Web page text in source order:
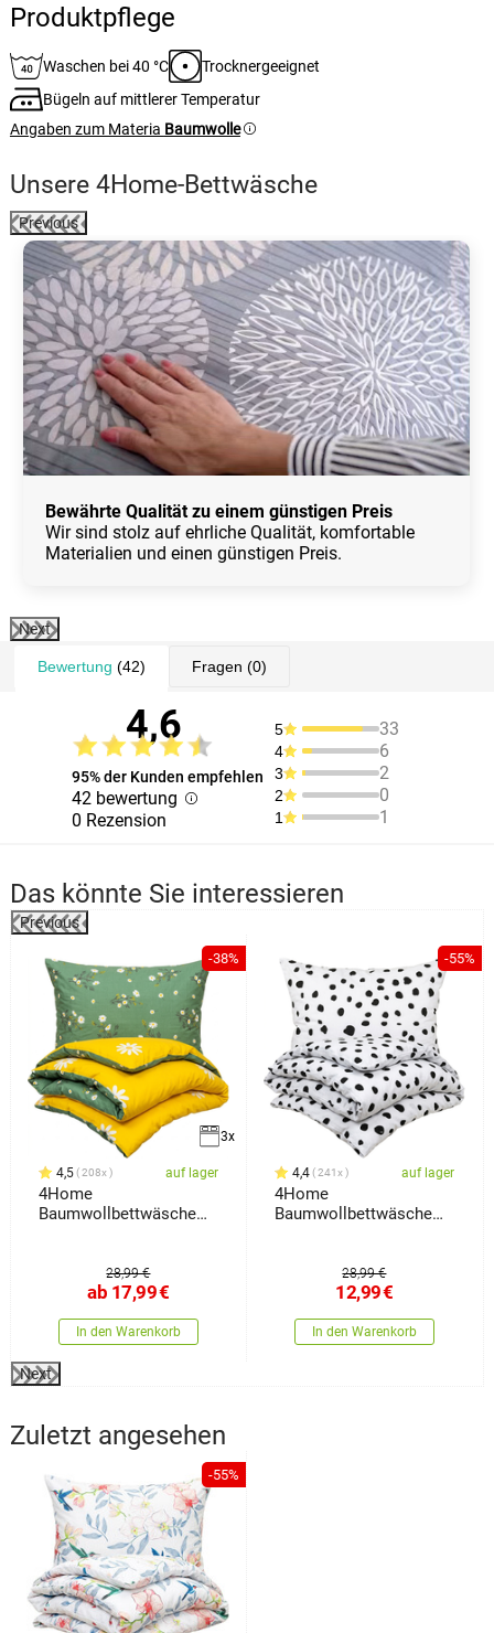
Produktpflege
Waschen bei 40 °C
Trocknergeeignet
Bügeln auf mittlerer Temperatur
Angaben zum Materia Baumwolle
Unsere 4Home-Bettwäsche
Previous
Bewährte Qualität zu einem günstigen Preis
Wir sind stolz auf ehrliche Qualität, komfortable
Materialien und einen günstigen Preis.
Next
Bewertung (42) Fragen (0)
4,6
95% der Kunden empfehlen
42 bewertung
0 Rezension
5 33
4 6
3 2
2 0
1 1
Das könnte Sie interessieren
Previous
-38%
3x
4,5 208x auf lager
4Home
Baumwollbettwäsche
28,99 €
ab 17,99€
In den Warenkorb
-55%
4,4 241x auf lager
4Home
Baumwollbettwäsche
28,99 €
12,99€
In den Warenkorb
Next
Zuletzt angesehen
-55%